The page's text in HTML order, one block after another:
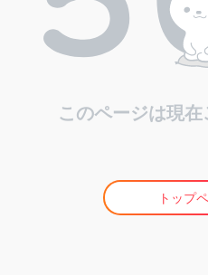
このページは現